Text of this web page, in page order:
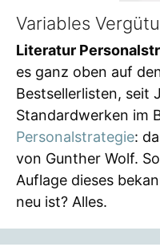
Variables
Literatur
es ganz oben auf
Bestsellerlisten, seit
Standardwerken im
Personalstrategie:
von Gunther Wolf.
Auflage dieses
neu ist? Alles.